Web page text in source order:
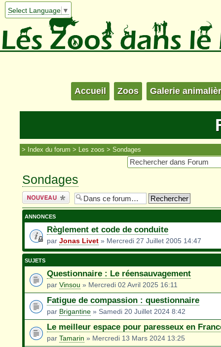
Select Language ▼
Accueil Zoos Galerie
Index du forum Les zoos Sondages
Sondages
Écrire un
nouveau sujet
ANNONCES
Règlement et code de conduite
par Jonas Livet » Mercredi 27 Juillet 2005 14:47
SUJETS
Questionnaire : Le réensauvagement
par Vinsou » Mercredi 02 Avril 2025 16:11
Fatigue de compassion : questionnaire
par Brigantine » Samedi 20 Juillet 2024 8:42
Le meilleur espace pour paresseux en
par Tamarin » Mercredi 13 Mars 2024 13:25